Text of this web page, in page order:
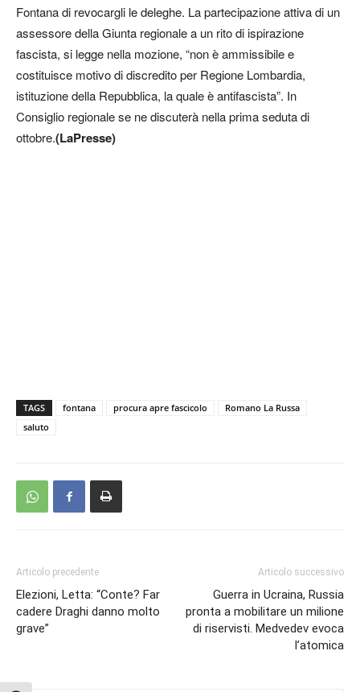
Fontana di revocargli le deleghe. La partecipazione attiva di un
assessore della Giunta regionale a un rito di ispirazione
fascista, si legge nella mozione, “non è ammissibile e
costituisce motivo di discredito per Regione Lombardia,
istituzione della Repubblica, la quale è antifascista”. In
Consiglio regionale se ne discuterà nella prima seduta di
ottobre.(LaPresse)
TAGS fontana procura apre fascicolo
Romano La Russa
saluto
Articolo precedente
Elezioni, Letta: “Conte? Far
cadere Draghi danno molto
grave”
Articolo successivo
Guerra in Ucraina, Russia
pronta a mobilitare un milione
di riservisti. Medvedev evoca
l’atomica